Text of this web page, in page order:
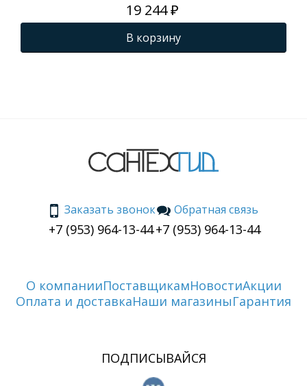
19 244 ₽
В корзину
Заказать звонок
+7 (953) 964-13-44
Обратная связь
+7 (953) 964-13-44
О компанииПоставщикамНовостиАкции
Оплата и доставкаНаши магазиныГарантия
ПОДПИСЫВАЙСЯ